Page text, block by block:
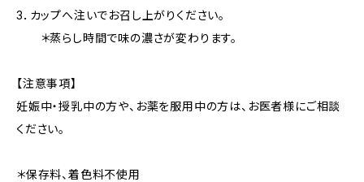
3．カップへ注いでお召し上がりください。
＊蒸らし時間で味の濃さが変わります。
【注意事項】
妊娠中・授乳中の方や、お薬を服用中の方は、お医者様にご相談
ください。
＊保存料、着色料不使用